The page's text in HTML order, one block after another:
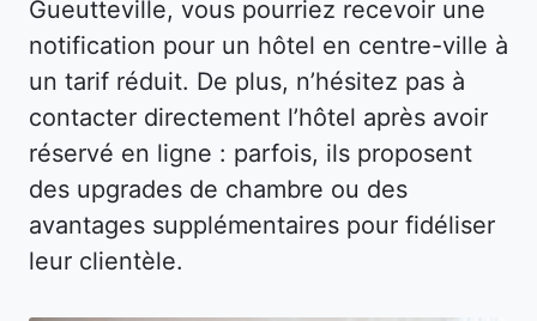
Gueutteville, vous pourriez recevoir une
notification pour un hôtel en centre-ville à
un tarif réduit. De plus, n’hésitez pas à
contacter directement l’hôtel après avoir
réservé en ligne : parfois, ils proposent
des upgrades de chambre ou des
avantages supplémentaires pour fidéliser
leur clientèle.